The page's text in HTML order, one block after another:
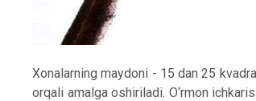
Xonalarning maydoni - 15 dan 25
orqali amalga oshiriladi. O‘rmon